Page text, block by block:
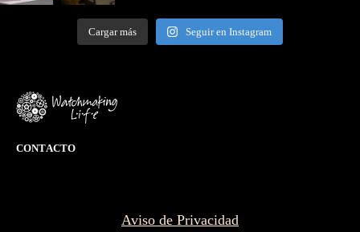
Cargar más Seguir en Instagram
CONTACTO
Aviso de Privacidad